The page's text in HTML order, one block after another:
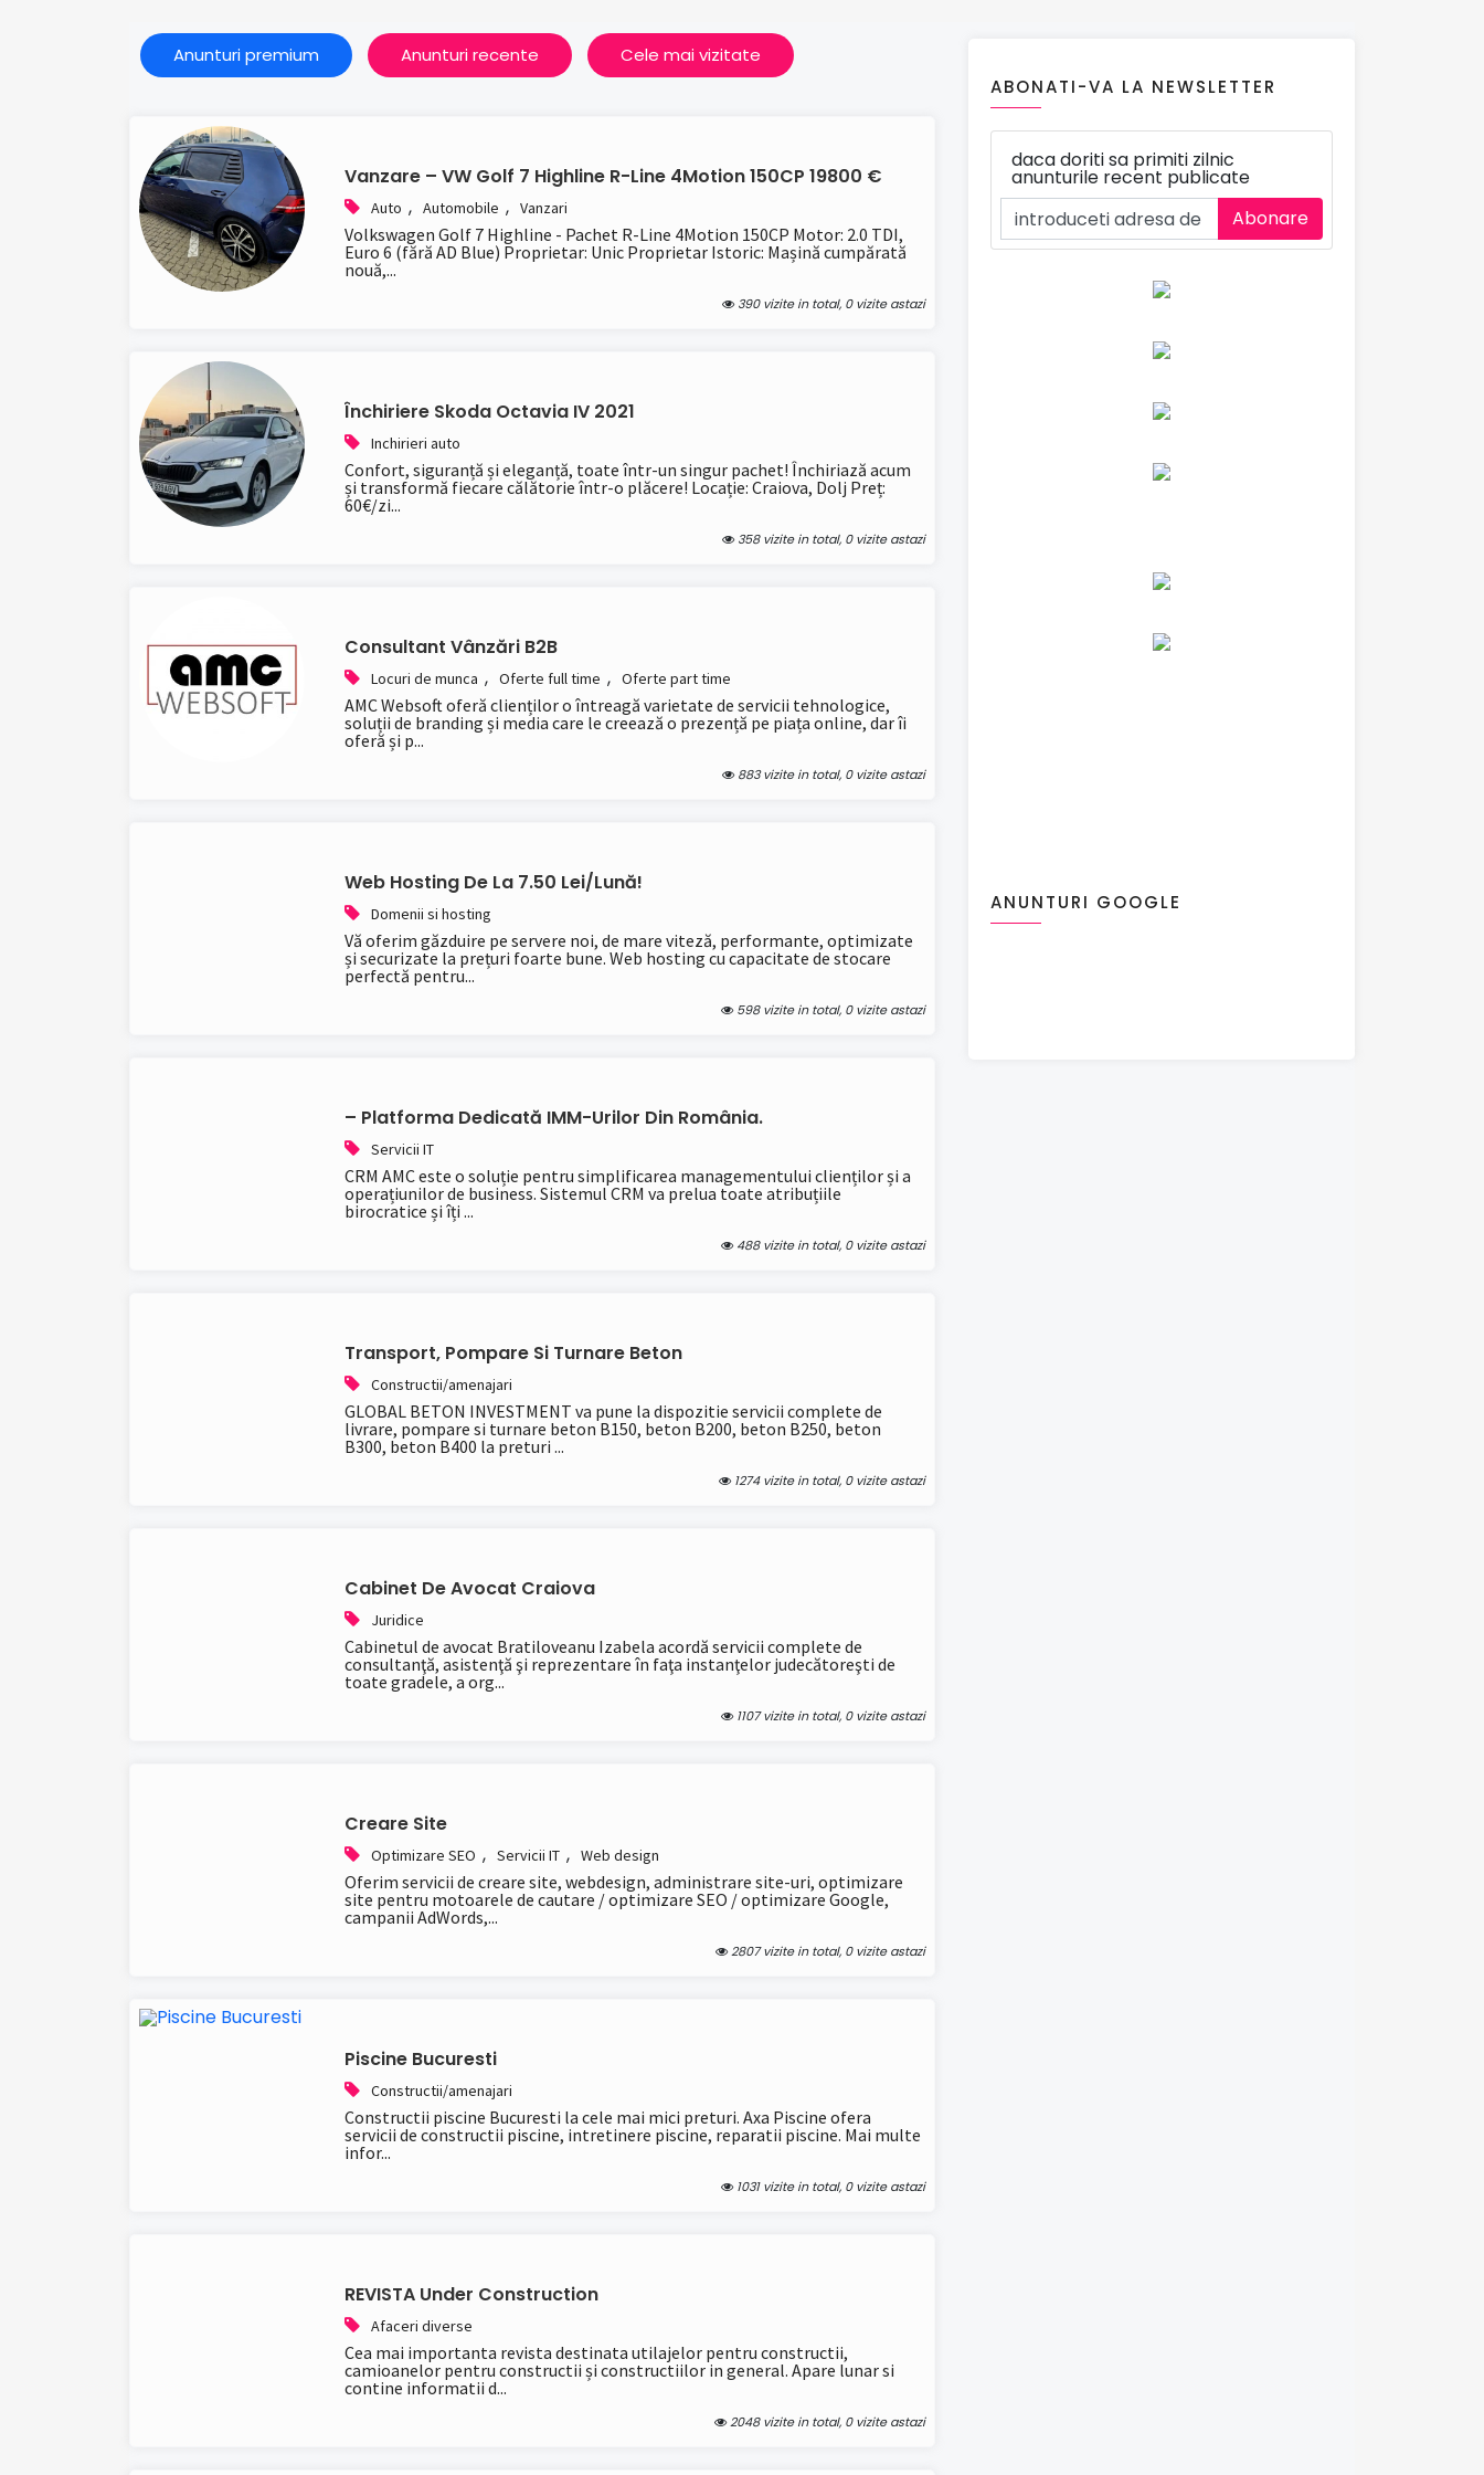
Anunturi premium Anunturi recente Cele mai vizitate
Vanzare – VW Golf 7 Highline R-Line 4Motion 150CP 19800 €
Auto , Automobile , Vanzari
Volkswagen Golf 7 Highline - Pachet R-Line 4Motion 150CP Motor: 2.0 TDI,
Euro 6 (fără AD Blue) Proprietar: Unic Proprietar Istoric: Mașină cumpărată
nouă,...
390 vizite in total, 0 vizite astazi
Închiriere Skoda Octavia IV 2021
Inchirieri auto
Confort, siguranță și eleganță, toate într-un singur pachet! Închiriază acum
și transformă fiecare călătorie într-o plăcere! Locație: Craiova, Dolj Preț:
60€/zi...
358 vizite in total, 0 vizite astazi
Consultant Vânzări B2B
Locuri de munca , Oferte full time , Oferte part time
AMC Websoft oferă clienților o întreagă varietate de servicii tehnologice,
soluții de branding și media care le creează o prezență pe piața online, dar îi
oferă și p...
883 vizite in total, 0 vizite astazi
Web Hosting De La 7.50 Lei/lună!
Domenii si hosting
Vă oferim găzduire pe servere noi, de mare viteză, performante, optimizate
și securizate la prețuri foarte bune. Web hosting cu capacitate de stocare
perfectă pentru...
598 vizite in total, 0 vizite astazi
– Platforma Dedicată IMM-Urilor Din România.
Servicii IT
CRM AMC este o soluție pentru simplificarea managementului clienților și a
operațiunilor de business. Sistemul CRM va prelua toate atribuțiile
birocratice și îți ...
488 vizite in total, 0 vizite astazi
Transport, Pompare Si Turnare Beton
Constructii/amenajari
GLOBAL BETON INVESTMENT va pune la dispozitie servicii complete de
livrare, pompare si turnare beton B150, beton B200, beton B250, beton
B300, beton B400 la preturi ...
1274 vizite in total, 0 vizite astazi
Cabinet De Avocat Craiova
Juridice
Cabinetul de avocat Bratiloveanu Izabela acordă servicii complete de
consultanţă, asistenţă şi reprezentare în faţa instanţelor judecătoreşti de
toate gradele, a org...
1107 vizite in total, 0 vizite astazi
Creare Site
Optimizare SEO , Servicii IT , Web design
Oferim servicii de creare site, webdesign, administrare site-uri, optimizare
site pentru motoarele de cautare / optimizare SEO / optimizare Google,
campanii AdWords,...
2807 vizite in total, 0 vizite astazi
Piscine Bucuresti
Constructii/amenajari
Constructii piscine Bucuresti la cele mai mici preturi. Axa Piscine ofera
servicii de constructii piscine, intretinere piscine, reparatii piscine. Mai multe
infor...
1031 vizite in total, 0 vizite astazi
REVISTA Under Construction
Afaceri diverse
Cea mai importanta revista destinata utilajelor pentru constructii,
camioanelor pentru constructii și constructiilor in general. Apare lunar si
contine informatii d...
2048 vizite in total, 0 vizite astazi
ABONATI-VA LA NEWSLETTER
daca doriti sa primiti zilnic
anunturile recent publicate
ANUNTURI GOOGLE